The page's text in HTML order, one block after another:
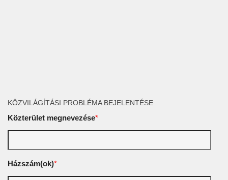
KÖZVILÁGÍTÁSI PROBLÉMA BEJELENTÉSE
Közterület megnevezése*
Házszám(ok)*